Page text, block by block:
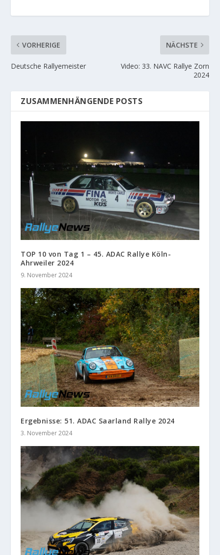
VORHERIGE
Deutsche Rallyemeister
NÄCHSTE
Video: 33. NAVC Rallye Zorn
2024
ZUSAMMENHÄNGENDE POSTS
TOP 10 von Tag 1 – 45. ADAC Rallye Köln-
Ahrweiler 2024
9. November 2024
Ergebnisse: 51. ADAC Saarland Rallye 2024
3. November 2024